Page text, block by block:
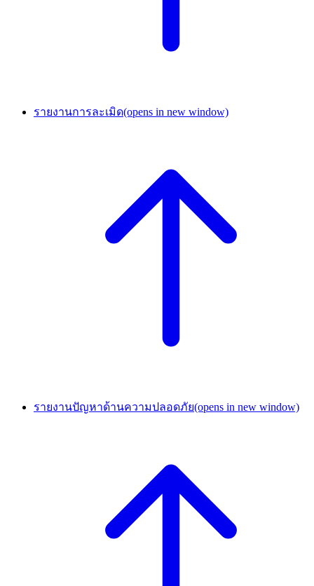
รายงานการละเมิด(opens in new window)
รายงานปัญหาด้านความปลอดภัย(opens in new window)